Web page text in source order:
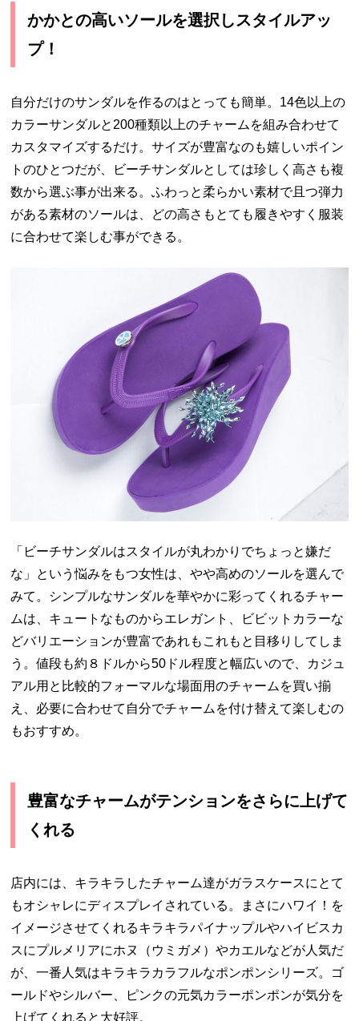
かかとの高いソールを選択しスタイルアッ
プ！
自分だけのサンダルを作るのはとっても簡単。 14色以上の
カラーサンダルと 200種類以上のチャームを組み合わせて
カスタマイズするだけ。サイズが豊富なのも嬉しいポイン
トのひとつだが、ビーチサンダルとしては珍しく高さも複
数から選ぶ事が出来る。ふわっと柔らかい素材で且つ弾力
がある素材のソールは、どの高さもとても履きやすく服装
に合わせて楽しむ事ができる。
「ビーチサンダルはスタイルが丸わかりでちょっと嫌だ
な」という悩みをもつ女性は、やや高めのソールを選んで
みて。シンプルなサンダルを華やかに彩ってくれるチャー
ムは、キュートなものからエレガント、ビビットカラーな
どバリエーションが豊富であれもこれもと目移りしてしま
う。値段も約８ドルから50 ドル程度と幅広いので、カジュ
アル用と比較的フォーマルな場面用のチャームを買い揃
え、必要に合わせて自分でチャームを付け替えて楽しむの
もおすすめ。
豊富なチャームがテンションをさらに上げて
くれる
店内には、キラキラしたチャーム達がガラスケースにとて
もオシャレにディスプレイされている。まさにハワイ！を
イメージさせてくれるキラキラパイナップルやハイビスカ
スにプルメリアにホヌ（ウミガメ）やカエルなどが人気だ
が、一番人気はキラキラカラフルなポンポンシリーズ。ゴ
ールドやシルバー、ピンクの元気カラーポンポンが気分を
上げてくれると大好評。